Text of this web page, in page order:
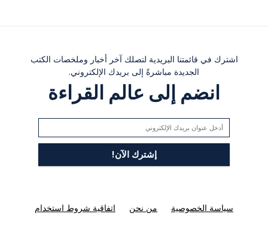
اشترك في قائمتنا البريدية لتصلك آخر أخبار وملخصات الكتب
الجديدة مباشرةً إلى بريدك الإلكتروني.
انضم إلى عالم القراءة
سياسة الخصوصية من نحن اتفاقية شروط استخدام